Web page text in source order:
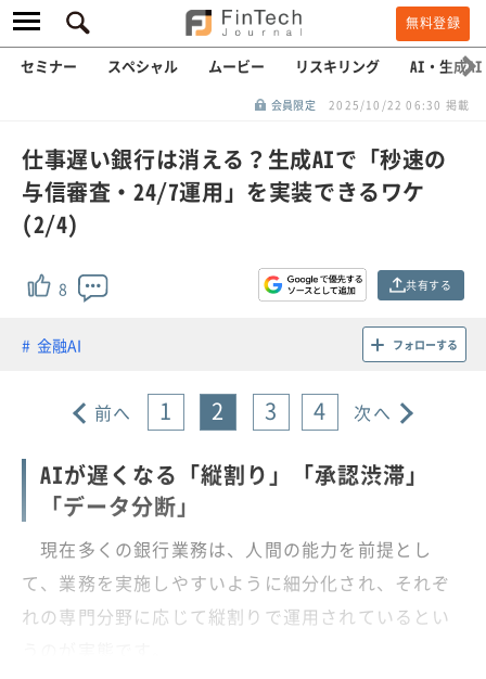
無料登録
セミナー スペシャル ムービー リスキリング AI・生成AI
会員限定 2025/10/22 06:30 掲載
仕事遅い銀行は消える？生成AIで「秒速の
与信審査・24/7運用」を実装できるワケ
(2/4)
8 共有する
金融AI フォローする
前へ 1 2 3 4 次へ
AIが遅くなる「縦割り」「承認渋滞」
「データ分断」
現在多くの銀行業務は、人間の能力を前提とし
て、業務を実施しやすいように細分化され、それぞ
れの専門分野に応じて縦割りで運用されているとい